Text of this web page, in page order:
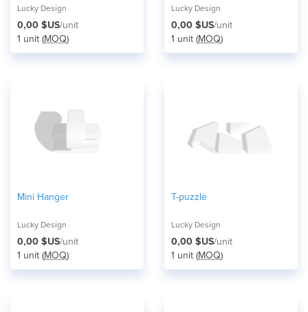
Lucky Design
0,00 $US/unit
1 unit (MOQ)
Lucky Design
0,00 $US/unit
1 unit (MOQ)
Mini Hanger
Lucky Design
0,00 $US/unit
1 unit (MOQ)
T-puzzle
Lucky Design
0,00 $US/unit
1 unit (MOQ)